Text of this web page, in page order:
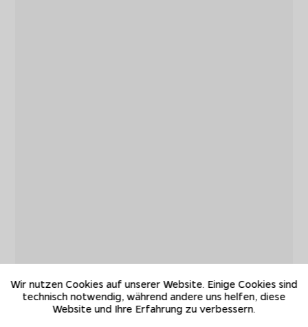
Wir nutzen Cookies auf unserer Website. Einige Cookies sind
technisch notwendig, während andere uns helfen, diese
Website und Ihre Erfahrung zu verbessern.